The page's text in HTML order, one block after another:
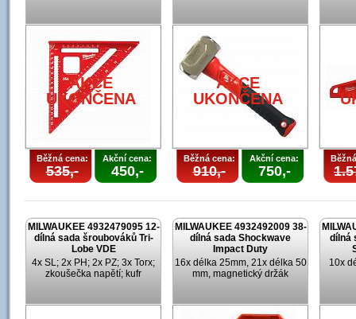
AKCE
UKONČENA
Běžná cena:
535,-
Akční cena:
450,-
AKCE
UKONČENA
Běžná cena:
910,-
Akční cena:
750,-
MILWAUKEE 4932479095 12-
dílná sada šroubováků Tri-
Lobe VDE
4x SL; 2x PH; 2x PZ; 3x Torx;
zkoušečka napětí; kufr
MILWAUKEE 4932492009 38-
dílná sada Shockwave
Impact Duty
16x délka 25mm, 21x délka 50
mm, magnetický držák
dílná
10x